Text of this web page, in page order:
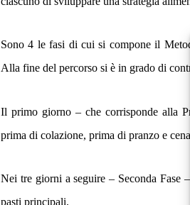
Sono 4 le fasi di cui si compone il
Alla fine del percorso si è in grado di
Il primo giorno – che corrisponde alla
prima di colazione, prima di pranzo e cena.
Nei tre giorni a seguire – Seconda Fase
pasti principali.